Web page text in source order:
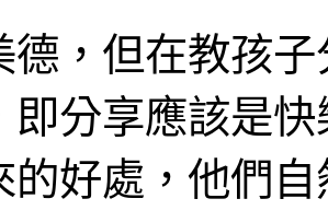
德，但在教孩
即分享應該是
的好處，他們